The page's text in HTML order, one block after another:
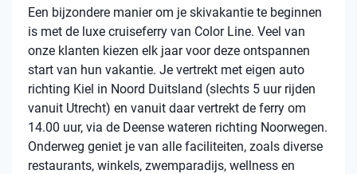
Een bijzondere manier om je skivakantie te beginnen
is met de luxe cruiseferry van Color Line. Veel van
onze klanten kiezen elk jaar voor deze ontspannen
start van hun vakantie. Je vertrekt met eigen auto
richting Kiel in Noord Duitsland (slechts 5 uur rijden
vanuit Utrecht) en vanuit daar vertrekt de ferry om
14.00 uur, via de Deense wateren richting Noorwegen.
Onderweg geniet je van alle faciliteiten, zoals diverse
restaurants, winkels, zwemparadijs, wellness en